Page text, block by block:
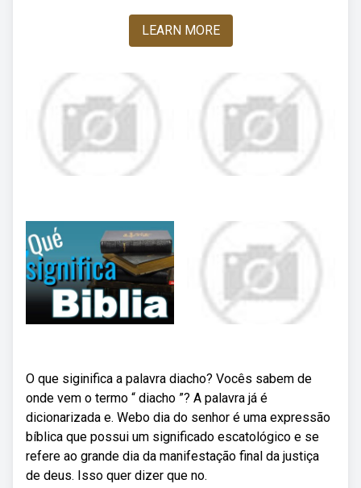
LEARN MORE
O que siginifica a palavra diacho? Vocês sabem de
onde vem o termo “ diacho ”? A palavra já é
dicionarizada e. Webo dia do senhor é uma expressão
bíblica que possui um significado escatológico e se
refere ao grande dia da manifestação final da justiça
de deus. Isso quer dizer que no.